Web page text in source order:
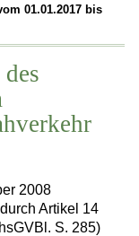
01.01.2017 bis
2008
Artikel 14
S. 285)